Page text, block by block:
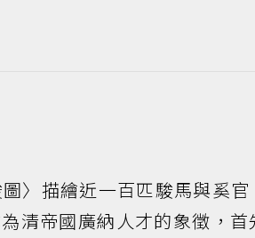
〉描繪近一百匹駿馬與奚
清帝國廣納人才的象徵，